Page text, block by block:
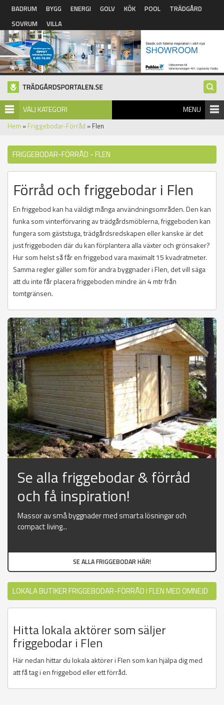
Hoppa till huvudinnehåll
BADRUM BYGG ENERGI GOLV KÖK POOL
TRÄDGÅRD
SOVRUM
VILLA
VÄLJ KATEGORI MENU
Hem » Friggebodar-Förråd » Flen
FRIGGEBODAR-FÖRRÅD - FLEN
Förråd och friggebodar i Flen
En friggebod kan ha väldigt många användningsområden. Den kan
funka som vinterförvaring av trädgårdsmöblerna, friggeboden kan
fungera som gäststuga, trädgårdsredskapen eller kanske är det
just friggeboden där du kan förplantera alla växter och grönsaker?
Hur som helst så får en friggebod vara maximalt 15 kvadratmeter.
Samma regler gäller som för andra byggnader i Flen, det vill säga
att du inte får placera friggeboden mindre än 4 mtr från
tomtgränsen.
Se alla friggebodar & förråd
och få inspiration!
Massor av små byggnader med smarta lösningar och
compact living...
SE ALLA FRIGGEBODAR HÄR!
LOKALA BUTIKER FRIGGEBODAR-FÖRRÅD I FLEN MED OMNEJD
Hitta lokala aktörer som säljer
friggebodar i Flen
Här nedan hittar du lokala aktörer i Flen som kan hjälpa dig med
att få tag i en friggebod eller ett förråd.